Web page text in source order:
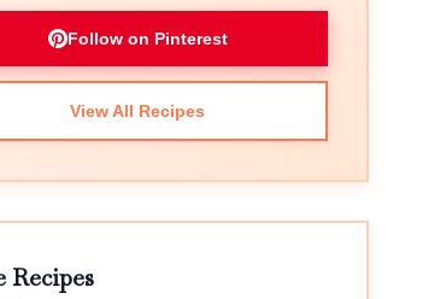
Follow on Pinterest
View All Recipes
Recipes